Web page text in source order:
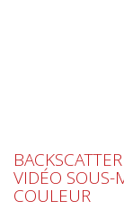
VIDÉO SOUS-
COULEUR